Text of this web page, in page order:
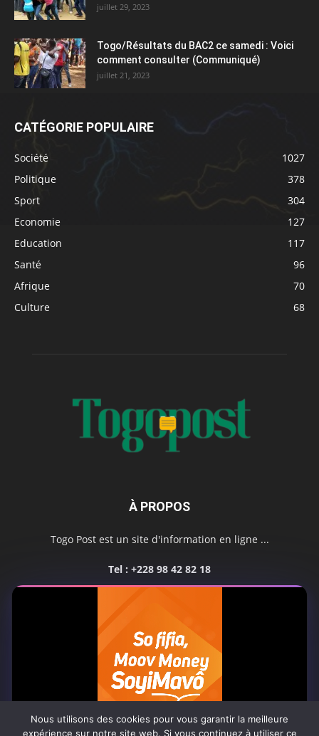
juillet 29, 2023
Togo/Résultats du BAC2 ce samedi : Voici
comment consulter (Communiqué)
juillet 21, 2023
CATÉGORIE POPULAIRE
Société
1027
Politique
378
Sport
304
Economie
127
Education
117
Santé
96
Afrique
70
Culture
68
À PROPOS
Togo Post est un site d'information en ligne ...
Tel : +228 98 42 82 18
SUIVEZ NOUS
Nous utilisons des cookies pour vous garantir la meilleure
expérience sur notre site web. Si vous continuez à utiliser ce